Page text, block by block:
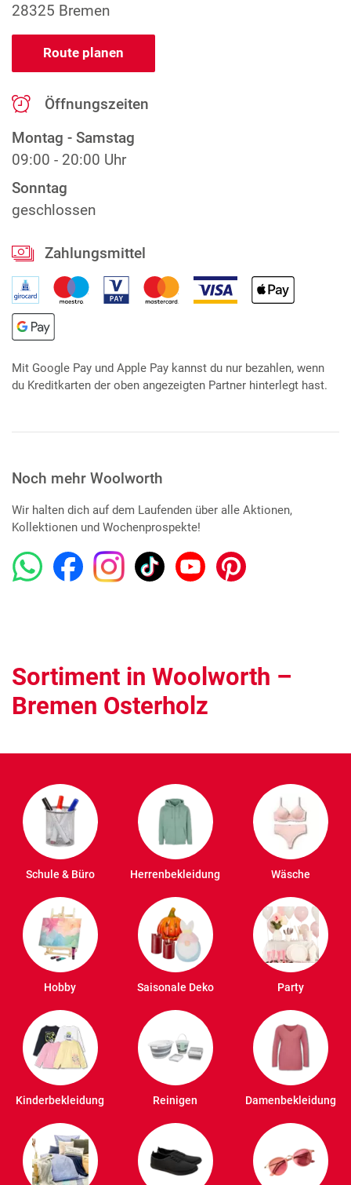
28325 Bremen
Route planen
Öffnungszeiten
Montag - Samstag
09:00 - 20:00 Uhr
Sonntag
geschlossen
Zahlungsmittel
Mit Google Pay und Apple Pay kannst du nur bezahlen, wenn
du Kreditkarten der oben angezeigten Partner hinterlegt hast.
Noch mehr Woolworth
Wir halten dich auf dem Laufenden über alle Aktionen,
Kollektionen und Wochenprospekte!
Sortiment in Woolworth –
Bremen Osterholz
Schule & Büro Herrenbekleidung Wäsche
Hobby Saisonale Deko Party
Kinderbekleidung Reinigen Damenbekleidung